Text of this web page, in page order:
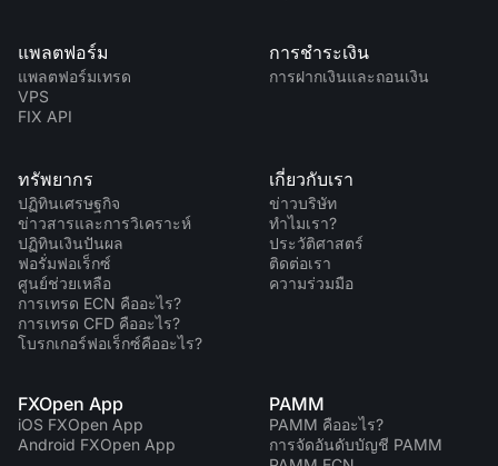
แพลตฟอร์ม
แพลตฟอร์มเทรด
VPS
FIX API
การชำระเงิน
การฝากเงินและถอนเงิน
ทรัพยากร
ปฏิทินเศรษฐกิจ
ข่าวสารและการวิเคราะห์
ปฏิทินเงินปันผล
ฟอรั่มฟอเร็กซ์
ศูนย์ช่วยเหลือ
การเทรด ECN คืออะไร?
การเทรด CFD คืออะไร?
โบรกเกอร์ฟอเร็กซ์คืออะไร?
เกี่ยวกับเรา
ข่าวบริษัท
ทำไมเรา?
ประวัติศาสตร์
ติดต่อเรา
ความร่วมมือ
FXOpen App
iOS FXOpen App
Android FXOpen App
PAMM
PAMM คืออะไร?
การจัดอันดับบัญชี PAMM